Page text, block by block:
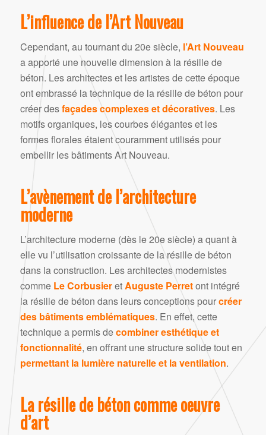
L’influence de l’Art Nouveau
Cependant, au tournant du 20e siècle, l’Art Nouveau
a apporté une nouvelle dimension à la résille de
béton. Les architectes et les artistes de cette époque
ont embrassé la technique de la résille de béton pour
créer desfaçades complexes et décoratives. Les
motifs organiques, les courbes élégantes et les
formes florales étaient couramment utilisés pour
embellir les bâtiments Art Nouveau.
L’avènement de l’architecture
moderne
L’architecture moderne (dès le 20e siècle) a quant à
elle vu l’utilisation croissante de la résille de béton
dans la construction. Les architectes modernistes
commeLe CorbusieretAuguste Perretont intégré
la résille de béton dans leurs conceptions pourcréer
des bâtiments emblématiques. En effet, cette
technique a permis decombiner esthétique et
fonctionnalité, en offrant une structure solide tout en
permettant la lumière naturelle et la ventilation.
La résille de béton comme oeuvre
d’art